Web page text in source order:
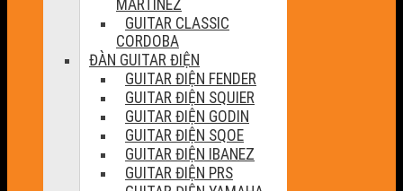
MARTINEZ
GUITAR CLASSIC
CORDOBA
ĐÀN GUITAR ĐIỆN
GUITAR ĐIỆN FENDER
GUITAR ĐIỆN SQUIER
GUITAR ĐIỆN GODIN
GUITAR ĐIỆN SQOE
GUITAR ĐIỆN IBANEZ
GUITAR ĐIỆN PRS